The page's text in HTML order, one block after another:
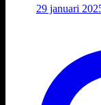
29 januari